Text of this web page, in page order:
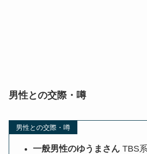
男性との交際・噂
男性との交際・噂
一般男性のゆうまさん TBS